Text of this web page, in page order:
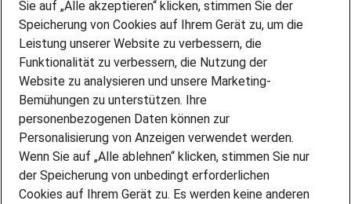
DEINE LEBENSSITUATION
PARTNERSHIP WITH AIRBUS
INITIATIV BEWERBEN
ÜBER UNS
STANDORTE
BLOG
PRESSE
Sie auf „Alle akzeptieren“ klicken, stimmen Sie der
Speicherung von Cookies auf Ihrem Gerät zu, um die
Leistung unserer Website zu verbessern, die
Funktionalität zu verbessern, die Nutzung der
Website zu analysieren und unsere Marketing-
Bemühungen zu unterstützen. Ihre
personenbezogenen Daten können zur
Personalisierung von Anzeigen verwendet werden.
Wenn Sie auf „Alle ablehnen“ klicken, stimmen Sie nur
der Speicherung von unbedingt erforderlichen
Cookies auf Ihrem Gerät zu. Es werden keine anderen